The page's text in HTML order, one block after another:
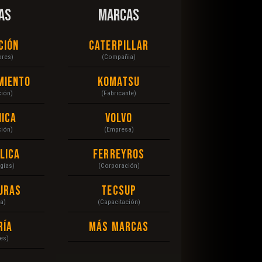
MARCAS
Caterpillar
(Compañia)
Komatsu
(Fabricante)
Volvo
(Empresa)
Ferreyros
(Corporación)
Tecsup
(Capacitación)
Más Marcas